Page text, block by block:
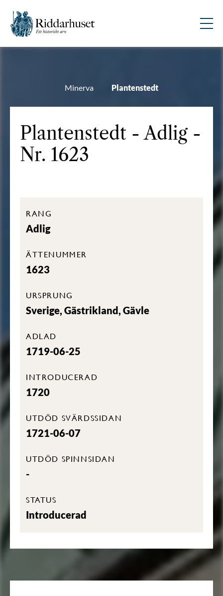
Minerva Plantenstedt
Plantenstedt - Adlig -
Nr. 1623
RANG
Adlig
ÄTTENUMMER
1623
URSPRUNG
Sverige, Gästrikland, Gävle
ADLAD
1719-06-25
INTRODUCERAD
1720
UTDÖD SVÄRDSSIDAN
1721-06-07
UTDÖD SPINNSIDAN
-
STATUS
Introducerad